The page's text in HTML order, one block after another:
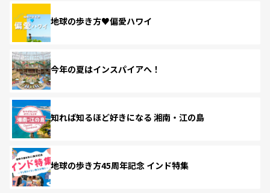
地球の歩き方♥偏愛ハワイ
今年の夏はインスパイアへ！
知れば知るほど好きになる 湘南・江の島
地球の歩き方45周年記念 インド特集